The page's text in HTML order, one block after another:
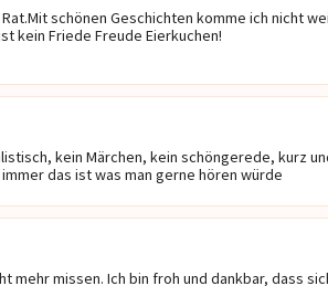
schönen Geschichten komme ich nicht
kein Friede Freude Eierkuchen!
kein Märchen, kein schöngerede, kurz
das ist was man gerne hören würde
mehr missen. Ich bin froh und dankbar, dass